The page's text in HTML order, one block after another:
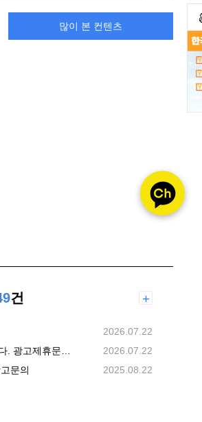
많이 본 컨텐츠
건 +
2026.07.22
제휴문의합니다.
2026.07.22
문의
2025.08.22